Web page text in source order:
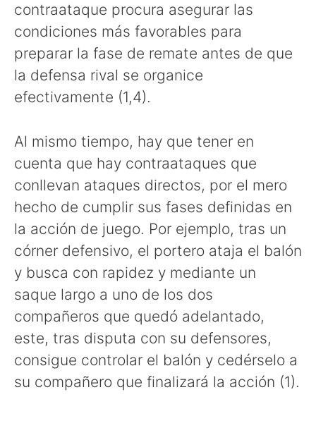
contraataque procura asegurar las
condiciones más favorables para
preparar la fase de remate antes de que
la defensa rival se organice
efectivamente (1,4).
Al mismo tiempo, hay que tener en
cuenta que hay contraataques que
conllevan ataques directos, por el mero
hecho de cumplir sus fases definidas en
la acción de juego. Por ejemplo, tras un
córner defensivo, el portero ataja el balón
y busca con rapidez y mediante un
saque largo a uno de los dos
compañeros que quedó adelantado,
este, tras disputa con su defensores,
consigue controlar el balón y cedérselo a
su compañero que finalizará la acción (1).